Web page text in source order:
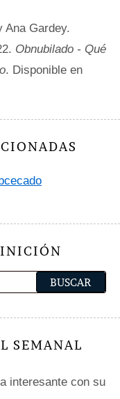
Ana Gardey.
Obnubilado - Qué
. Disponible en
SEMANAL
interesante con su